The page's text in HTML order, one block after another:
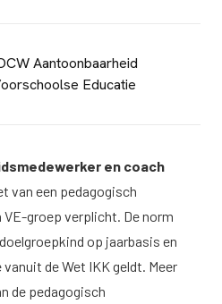
Aantoonbaarheid
Educatie
en coach
van een pedagogisch
groep verplicht. De norm
op jaarbasis en
de Wet IKK geldt. Meer
de pedagogisch